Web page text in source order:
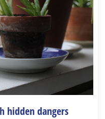
hidden dangersAloe